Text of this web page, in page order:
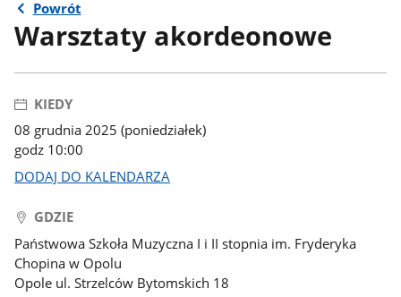
Powrót
Warsztaty akordeonowe
KIEDY
08 grudnia 2025 (poniedziałek)
godz 10:00
DODAJ DO KALENDARZA
GDZIE
Państwowa Szkoła Muzyczna I i II stopnia im. Fryderyka
Chopina w Opolu
Opole ul. Strzelców Bytomskich 18